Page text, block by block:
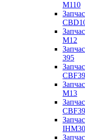
M110
M12
395
M13